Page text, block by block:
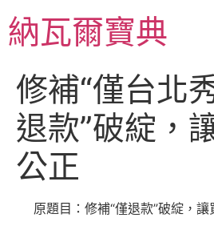
至
主納瓦爾寶典
修補“僅台北
退款”破綻，
公正
原題目：修補“僅退款”破綻，讓